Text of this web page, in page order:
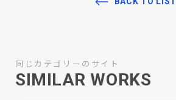
同じカテゴリーのサイト
SIMILAR WORKS